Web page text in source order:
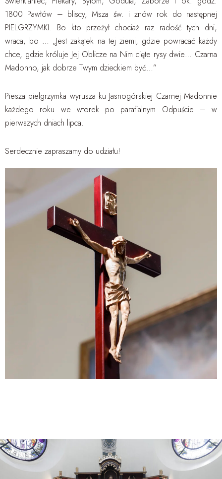
1800 Pawłów – bliscy, Msza św. i znów rok do następnej
PIELGRZYMKI. Bo kto przeżył chociaż raz radość tych dni,
wraca, bo … „Jest zakątek na tej ziemi, gdzie powracać każdy
chce, gdzie króluje Jej Oblicze na Nim cięte rysy dwie… Czarna
Madonno, jak dobrze Twym dzieckiem być…”
Piesza pielgrzymka wyrusza ku Jasnogórskiej Czarnej Madonnie
każdego roku we wtorek po parafialnym Odpuście – w
pierwszych dniach lipca.
Serdecznie zapraszamy do udziału!